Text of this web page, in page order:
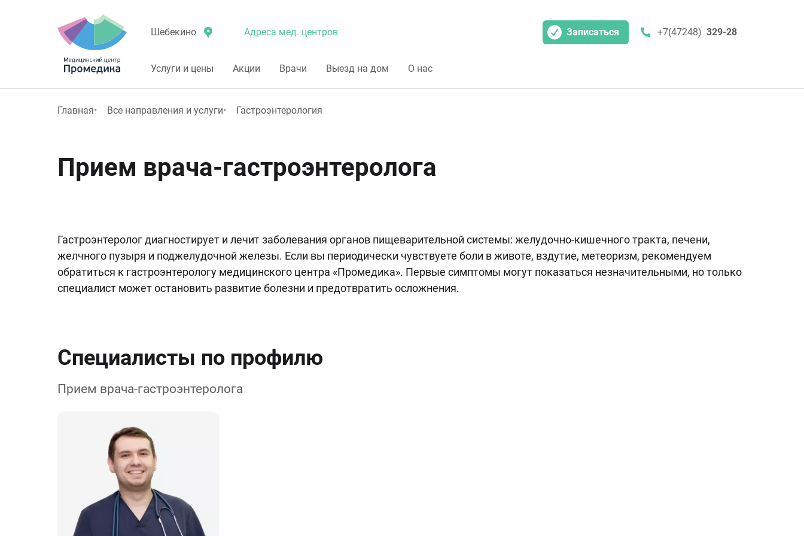
Шебекино Адреса мед. центров Записаться +7(47248) 329-28
Услуги и цены Акции Врачи Выезд на дом О нас
Главная Все направления и услуги Гастроэнтерология
Прием врача-гастроэнтеролога
Гастроэнтеролог диагностирует и лечит заболевания органов пищеварительной системы: желудочно-кишечного тракта, печени,
желчного пузыря и поджелудочной железы. Если вы периодически чувствуете боли в животе, вздутие, метеоризм, рекомендуем
обратиться к гастроэнтерологу медицинского центра «Промедика». Первые симптомы могут показаться незначительными, но только
специалист может остановить развитие болезни и предотвратить осложнения.
Специалисты по профилю
Прием врача-гастроэнтеролога